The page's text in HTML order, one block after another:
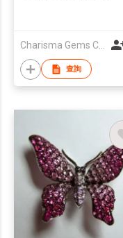
Charisma Gems Co Ltd
查詢